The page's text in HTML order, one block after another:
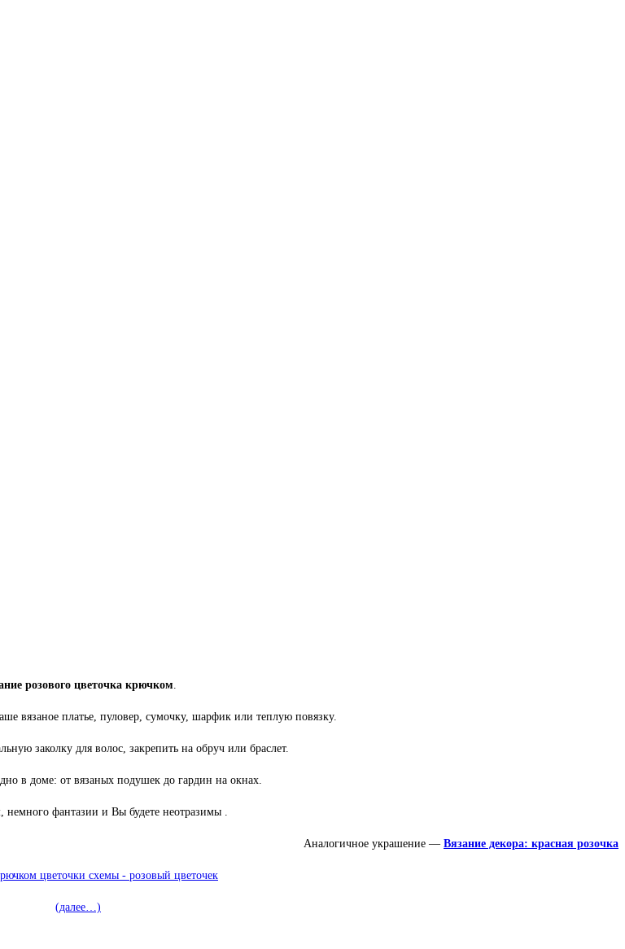
розового цветочка крючком.
вязаное платье, пуловер, сумочку, шарфик или теплую повязку.
заколку для волос, закрепить на обруч или браслет.
в доме: от вязаных подушек до гардин на окнах.
фантазии и Вы будете неотразимы .
Аналогичное украшение — Вязание декора: красная розочка
(далее…)